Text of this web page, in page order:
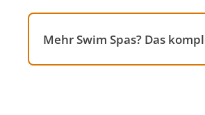
Mehr Swim Spas? Das